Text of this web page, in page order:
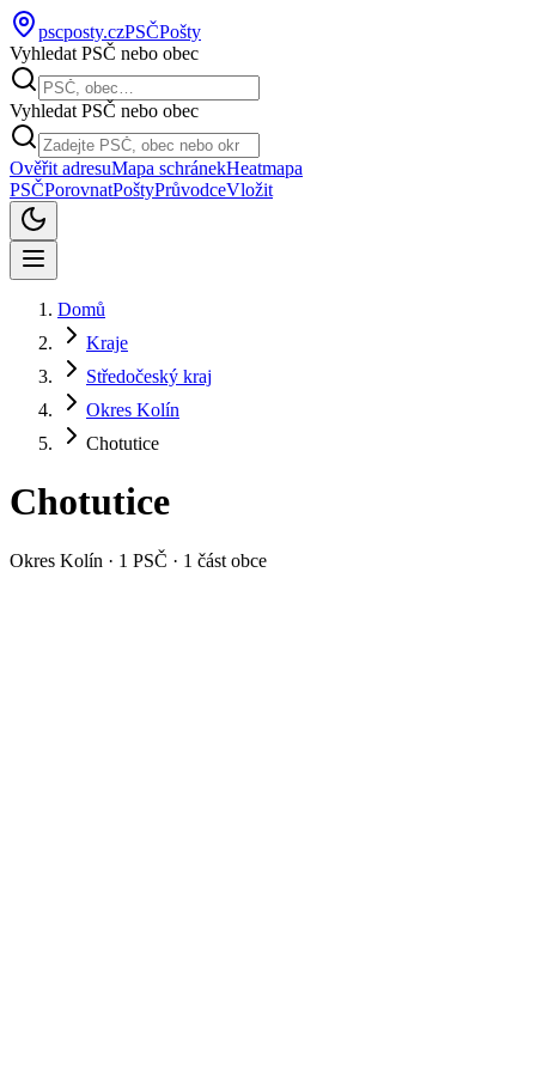
pscposty.czPSČPošty
Vyhledat PSČ nebo obec
Vyhledat PSČ nebo obec
Ověřit adresuMapa schránekHeatmapa
PSČPorovnatPoštyPrůvodceVložit
Domů
Kraje
Středočeský kraj
Okres Kolín
Chotutice
Chotutice
Okres Kolín · 1 PSČ · 1 část obce